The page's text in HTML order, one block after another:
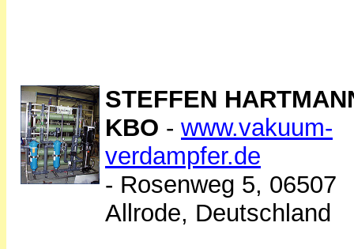
STEFFEN
KBO - www.vakuum-
verdampfer.de
- Rosenweg 5, 06507
Allrode, Deutschland